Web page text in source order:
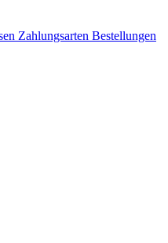
Zahlungsarten Bestellungen